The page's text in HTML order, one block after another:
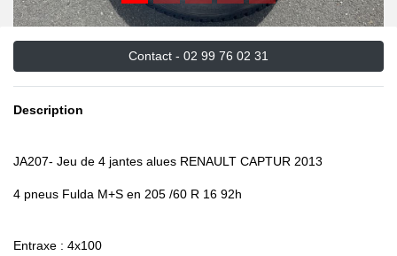
Contact - 02 99 76 02 31
Description
JA207- Jeu de 4 jantes alues RENAULT CAPTUR 2013
4 pneus Fulda M+S en 205 /60 R 16 92h
Entraxe : 4x100